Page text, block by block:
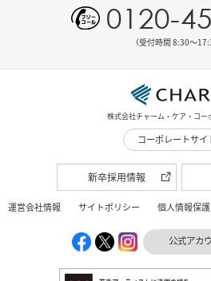
0120-
（受付時間 8:30〜
株式会社チャーム・ケア・コー
コーポレートサイ
新卒採用情報
運営会社情報 サイトポリシー 個人情報保
公式アカ